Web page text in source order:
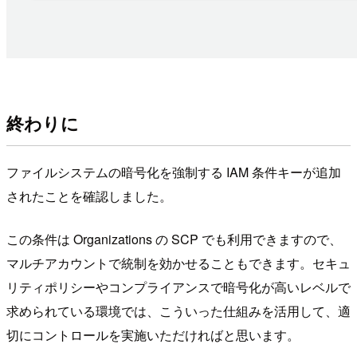
終わりに
ファイルシステムの暗号化を強制する IAM 条件キーが追加
されたことを確認しました。
この条件は Organizations の SCP でも利用できますので、
マルチアカウントで統制を効かせることもできます。セキュ
リティポリシーやコンプライアンスで暗号化が高いレベルで
求められている環境では、こういった仕組みを活用して、適
切にコントロールを実施いただければと思います。